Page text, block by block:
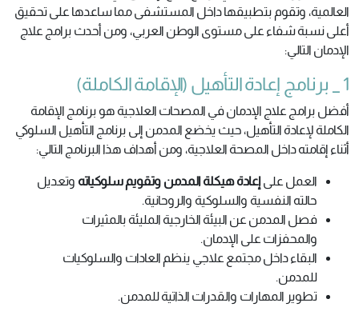
العالمية، وتقوم بتطبيقها داخل المستشفى مما ساعدها على تحقيق
أعلى نسبة شفاء على مستوى الوطن العربي، ومن أحدث برامج علاج
الإدمان التالي:
1 _ برنامج إعادة التأهيل (الإقامة الكاملة)
أفضل برامج علاج الإدمان في المصحات العلاجية هو برنامج الإقامة
الكاملة لإعادة التأهيل، حيث يخضع المدمن إلى برنامج التأهيل السلوكي
أثناء إقامته داخل المصحة العلاجية، ومن أهداف هذا البرنامج التالي:
العمل على إعادة هيكلة المدمن وتقويم سلوكياته وتعديل
حالته النفسية والسلوكية والروحانية.
فصل المدمن عن البيئة الخارجية المليئة بالمثيرات
والمحفزات على الإدمان.
البقاء داخل مجتمع علاجي ينظم العادات والسلوكيات
للمدمن.
تطوير المهارات والقدرات الذاتية للمدمن.